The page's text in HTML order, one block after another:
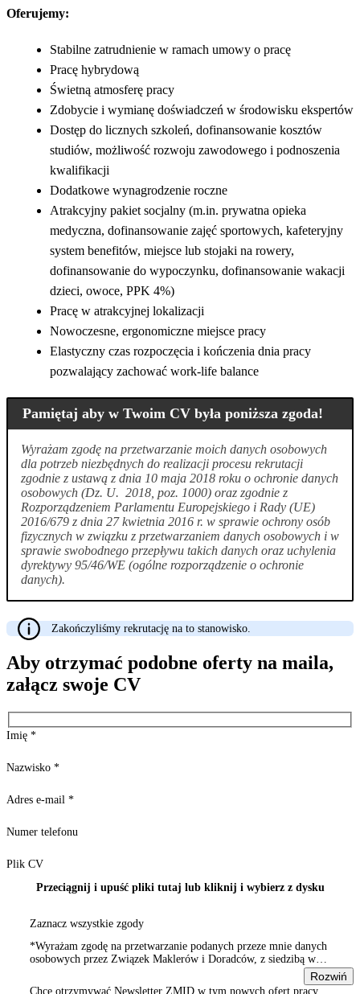
Oferujemy:
Stabilne zatrudnienie w ramach umowy o pracę
Pracę hybrydową
Świetną atmosferę pracy
Zdobycie i wymianę doświadczeń w środowisku ekspertów
Dostęp do licznych szkoleń, dofinansowanie kosztów
studiów, możliwość rozwoju zawodowego i podnoszenia
kwalifikacji
Dodatkowe wynagrodzenie roczne
Atrakcyjny pakiet socjalny (m.in. prywatna opieka
medyczna, dofinansowanie zajęć sportowych, kafeteryjny
system benefitów, miejsce lub stojaki na rowery,
dofinansowanie do wypoczynku, dofinansowanie wakacji
dzieci, owoce, PPK 4%)
Pracę w atrakcyjnej lokalizacji
Nowoczesne, ergonomiczne miejsce pracy
Elastyczny czas rozpoczęcia i kończenia dnia pracy
pozwalający zachować work-life balance
Pamiętaj aby w Twoim CV była poniższa zgoda!
Wyrażam zgodę na przetwarzanie moich danych osobowych
dla potrzeb niezbędnych do realizacji procesu rekrutacji
zgodnie z ustawą z dnia 10 maja 2018 roku o ochronie danych
osobowych (Dz. U. 2018, poz. 1000) oraz zgodnie z
Rozporządzeniem Parlamentu Europejskiego i Rady (UE)
2016/679 z dnia 27 kwietnia 2016 r. w sprawie ochrony osób
fizycznych w związku z przetwarzaniem danych osobowych i w
sprawie swobodnego przepływu takich danych oraz uchylenia
dyrektywy 95/46/WE (ogólne rozporządzenie o ochronie
danych).
Zakończyliśmy rekrutację na to stanowisko.
Aby otrzymać podobne oferty na maila,
załącz swoje CV
Imię *
Nazwisko *
Adres e-mail *
Numer telefonu
Plik CV
Przeciągnij i upuść pliki tutaj lub kliknij i wybierz z dysku
Zaznacz wszystkie zgody
*Wyrażam zgodę na przetwarzanie podanych przeze mnie danych
osobowych przez Związek Maklerów i Doradców, z siedzibą w
stowarzyszeń, innych organizacji społecznych i zawodowych,
Rozwiń
Chcę otrzymywać Newsletter ZMID w tym nowych ofert pracy